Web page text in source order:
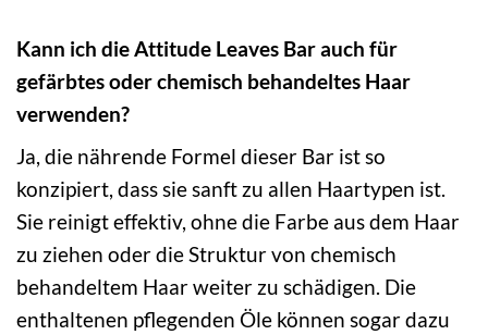
Kann ich die Attitude Leaves Bar auch für
gefärbtes oder chemisch behandeltes Haar
verwenden?
Ja, die nährende Formel dieser Bar ist so
konzipiert, dass sie sanft zu allen Haartypen ist.
Sie reinigt effektiv, ohne die Farbe aus dem Haar
zu ziehen oder die Struktur von chemisch
behandeltem Haar weiter zu schädigen. Die
enthaltenen pflegenden Öle können sogar dazu